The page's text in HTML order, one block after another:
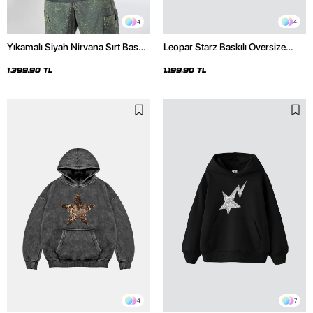
4
Yıkamalı Siyah Nirvana Sırt Baskılı
1.399,90 TL
4
Leopar Starz Baskılı Oversize
1.199,90 TL
4 7